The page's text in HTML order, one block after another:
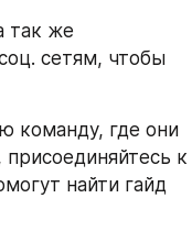
так же
сетям, чтобы
команду, где они
к
найти гайд